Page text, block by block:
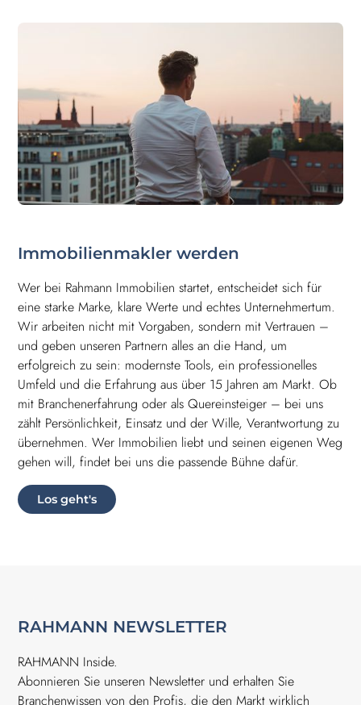
Immobilienmakler werden
Wer bei Rahmann Immobilien startet, entscheidet sich für
eine starke Marke, klare Werte und echtes Unternehmertum.
Wir arbeiten nicht mit Vorgaben, sondern mit Vertrauen –
und geben unseren Partnern alles an die Hand, um
erfolgreich zu sein: modernste Tools, ein professionelles
Umfeld und die Erfahrung aus über 15 Jahren am Markt. Ob
mit Branchenerfahrung oder als Quereinsteiger – bei uns
zählt Persönlichkeit, Einsatz und der Wille, Verantwortung zu
übernehmen. Wer Immobilien liebt und seinen eigenen Weg
gehen will, findet bei uns die passende Bühne dafür.
Los geht's
RAHMANN NEWSLETTER
RAHMANN Inside.
Abonnieren Sie unseren Newsletter und erhalten Sie
Branchenwissen von den Profis, die den Markt wirklich